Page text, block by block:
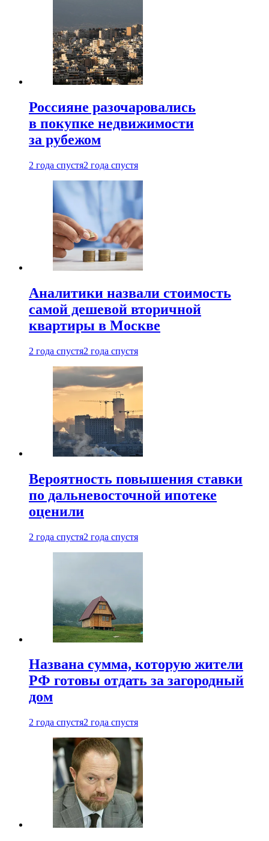
Россияне разочаровались
в покупке недвижимости
за рубежом
2 года спустя2 года спустя
Аналитики назвали стоимость
самой дешевой вторичной
квартиры в Москве
2 года спустя2 года спустя
Вероятность повышения ставки
по дальневосточной ипотеке
оценили
2 года спустя2 года спустя
Названа сумма, которую жители
РФ готовы отдать за загородный
дом
2 года спустя2 года спустя